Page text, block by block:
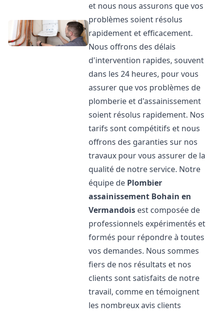
et nous nous assurons que vos
problèmes soient résolus
rapidement et efficacement.
Nous offrons des délais
d'intervention rapides, souvent
dans les 24 heures, pour vous
assurer que vos problèmes de
plomberie et d'assainissement
soient résolus rapidement. Nos
tarifs sont compétitifs et nous
offrons des garanties sur nos
travaux pour vous assurer de la
qualité de notre service. Notre
équipe de Plombier
assainissement Bohain en
Vermandois est composée de
professionnels expérimentés et
formés pour répondre à toutes
vos demandes. Nous sommes
fiers de nos résultats et nos
clients sont satisfaits de notre
travail, comme en témoignent
les nombreux avis clients